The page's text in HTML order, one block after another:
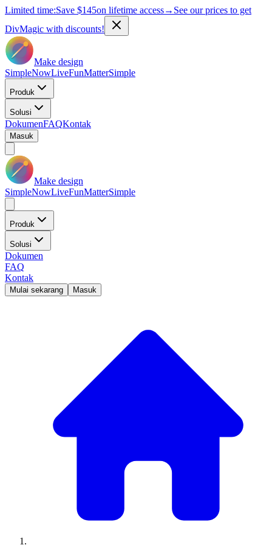
Limited time:Save $145on lifetime access→ See our prices to get
DivMagic with discounts!
Make design
SimpleNowLiveFunMatterSimple
Produk
Solusi
DokumenFAQKontak
Masuk
Make design
SimpleNowLiveFunMatterSimple
Produk
Solusi
Dokumen
FAQ
Kontak
Mulai sekarang Masuk